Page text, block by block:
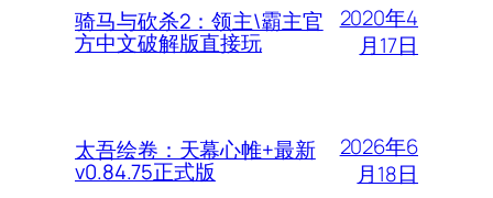
骑马与砍杀2：领主\霸主官
方中文破解版直接玩
2020年4
月17日
太吾绘卷：天幕心帷+最新
v0.84.75正式版
2026年6
月18日